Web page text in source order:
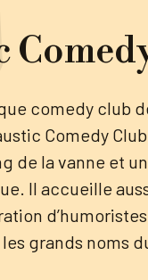
comedy club
Comedy
de la vanne et
Il accueille
grands noms